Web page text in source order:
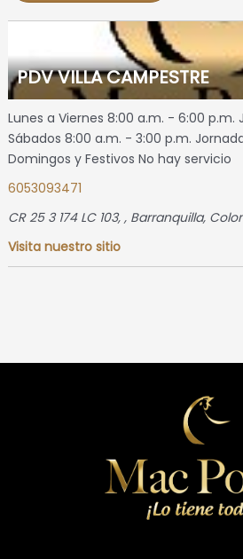
PDV VILLA CAMPESTRE
Lunes a Viernes 8:00 a.m. - 6:00 p.m.
Sábados 8:00 a.m. - 3:00 p.m.
Domingos y Festivos No hay servicio
6053093471
CR 25 3 174 LC 103, , Barranquilla,
Visita nuestro sitio